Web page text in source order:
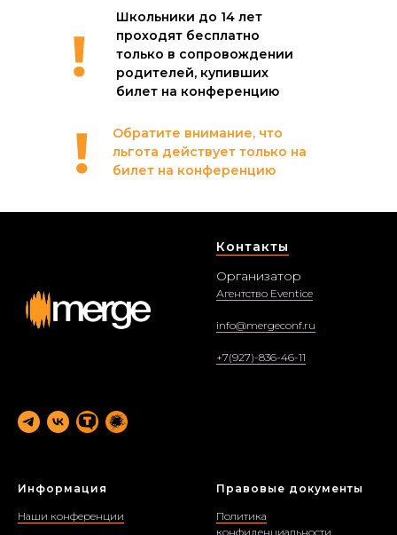
Школьники до 14 лет
проходят бесплатно
только в сопровождении
родителей, купивших
билет на конференцию
Обратите внимание, что
льгота действует только на
билет на конференцию
Контакты
Организатор
Агентство Eventice
info@mergeconf.ru
+7(927)-836-46-11
Информация
Наши конференции
Правовые документы
Политика
конфиденциальности